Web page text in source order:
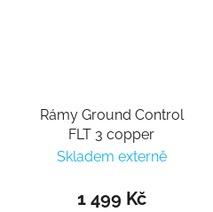
Rámy Ground Control
FLT 3 copper
Skladem externě
1 499 Kč